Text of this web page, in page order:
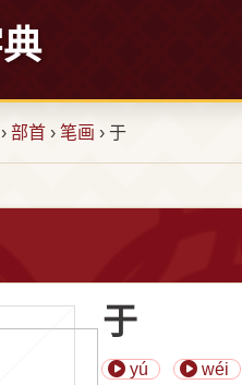
› 部首 › 笔画 › 于
于
yú wéi